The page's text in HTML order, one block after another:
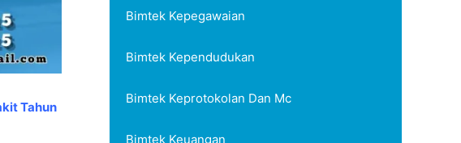
Tahun
Bimtek Kepegawaian
Bimtek Kependudukan
Bimtek Keprotokolan Dan Mc
Bimtek Keuangan